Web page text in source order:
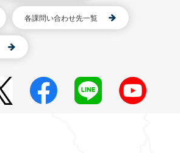
各課問い合わせ先一覧